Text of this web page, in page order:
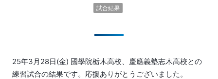
試合結果
25年3月28日(金) 國學院栃木高校、慶應義塾志木高校との
練習試合の結果です。応援ありがとうございました。